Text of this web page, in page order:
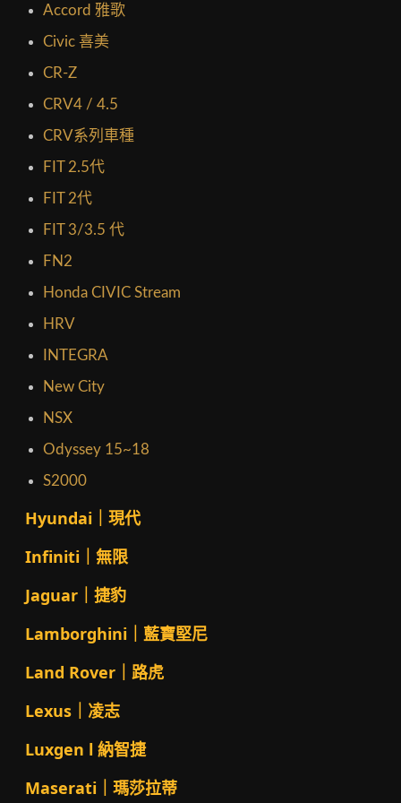
Accord 雅歌
Civic 喜美
CR-Z
CRV4 / 4.5
CRV系列車種
FIT 2.5代
FIT 2代
FIT 3/3.5 代
FN2
Honda CIVIC Stream
HRV
INTEGRA
New City
NSX
Odyssey 15~18
S2000
Hyundai｜現代
Infiniti｜無限
Jaguar｜捷豹
Lamborghini｜藍寶堅尼
Land Rover｜路虎
Lexus｜凌志
Luxgen l 納智捷
Maserati｜瑪莎拉蒂